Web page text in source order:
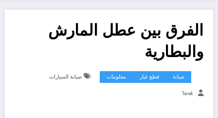
الفرق بين عطل المارش
والبطارية
صيانة قطع غيار معلومات صيانة السيارات
Tarek